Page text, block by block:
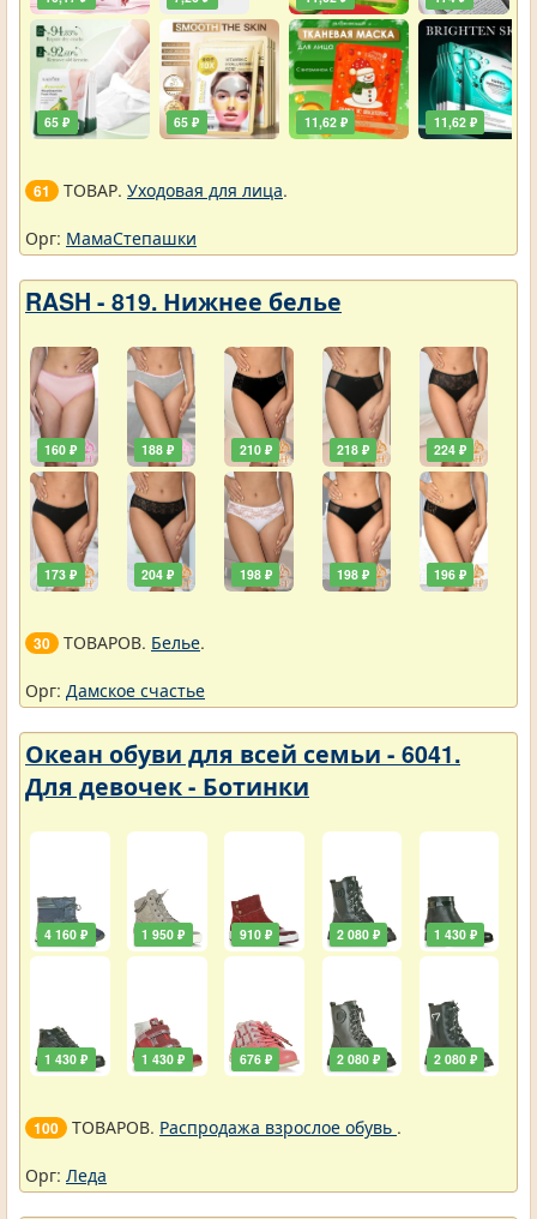
65 ₽ 65 ₽ 11,62 ₽ 11,62 ₽
61 ТОВАР. Уходовая для лица.
Орг: МамаСтепашки
RASH - 819. Нижнее белье
160 ₽
173 ₽
188 ₽
204 ₽
210 ₽
198 ₽
218 ₽
198 ₽
224 ₽
196 ₽
30 ТОВАРОВ. Белье.
Орг: Дамское счастье
Океан обуви для всей семьи - 6041.
Для девочек - Ботинки
4 160 ₽
1 430 ₽
1 950 ₽
1 430 ₽
910 ₽
676 ₽
2 080 ₽
2 080 ₽
1 430 ₽
2 080 ₽
100 ТОВАРОВ. Распродажа взрослое обувь .
Орг: Леда